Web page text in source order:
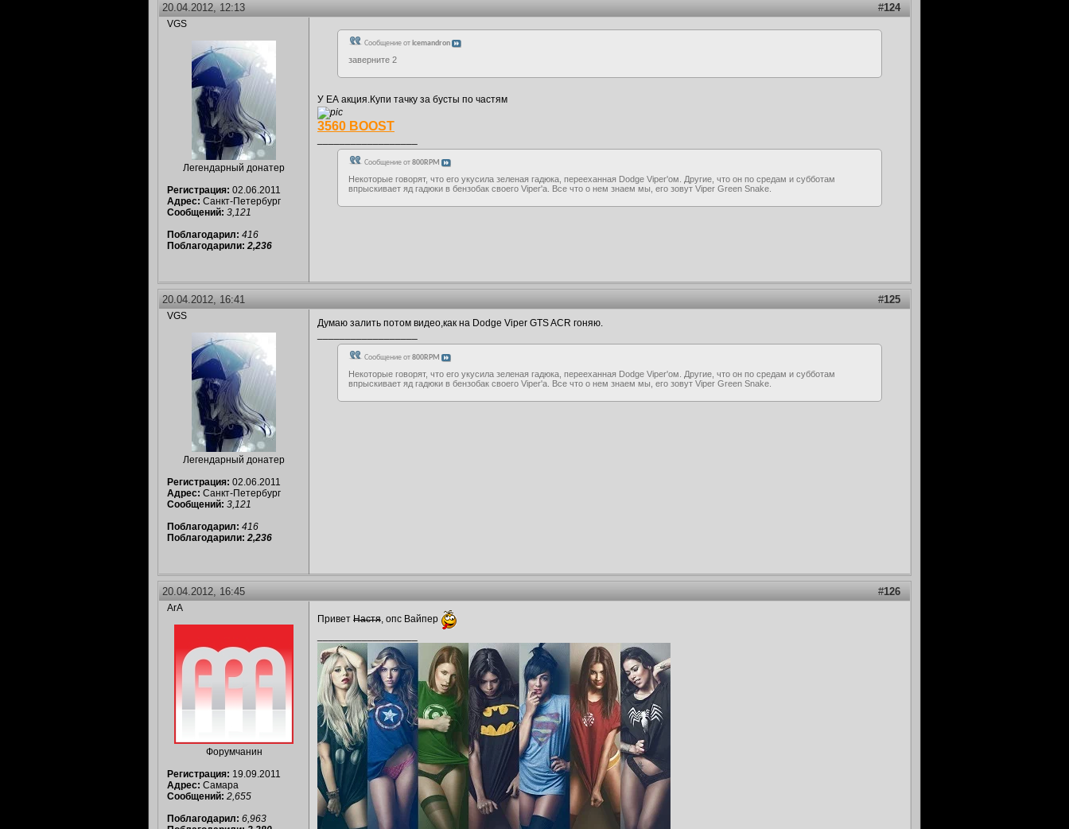
#124
20.04.2012, 12:13
VGS
Легендарный донатер
Регистрация: 02.06.2011
Адрес: Санкт-Петербург
Сообщений: 3,121
Поблагодарил: 416
Поблагодарили: 2,236
Сообщение от icemandron
заверните 2
У ЕА акция.Купи тачку за бусты по частям
3560 BOOST
Сообщение от800RPM
Некоторые говорят, что его укусила зеленая гадюка, перееханная Dodge Viper'ом. Другие, что он по средам и субботам
впрыскивает яд гадюки в бензобак своего Viper'а. Все что о нем знаем мы, его зовут Viper Green Snake.
#125
20.04.2012, 16:41
VGS
Легендарный донатер
Регистрация: 02.06.2011
Адрес: Санкт-Петербург
Сообщений: 3,121
Поблагодарил: 416
Поблагодарили: 2,236
Думаю залить потом видео,как на Dodge Viper GTS ACR гоняю.
Сообщение от800RPM
Некоторые говорят, что его укусила зеленая гадюка, перееханная Dodge Viper'ом. Другие, что он по средам и субботам
впрыскивает яд гадюки в бензобак своего Viper'а. Все что о нем знаем мы, его зовут Viper Green Snake.
#126
20.04.2012, 16:45
ArA
Форумчанин
Регистрация: 19.09.2011
Адрес: Самара
Сообщений: 2,655
Поблагодарил: 6,963
Привет Настя, опс Вайпер